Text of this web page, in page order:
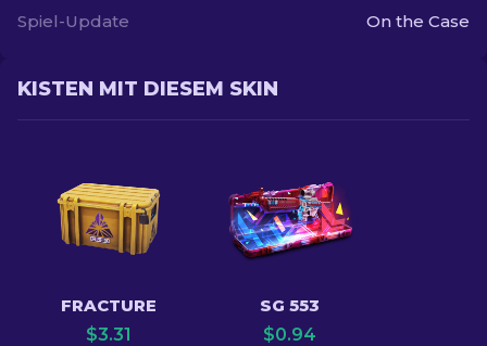
Spiel-Update On the Case
KISTEN MIT DIESEM SKIN
FRACTURE
$3.31
SG 553
$0.94